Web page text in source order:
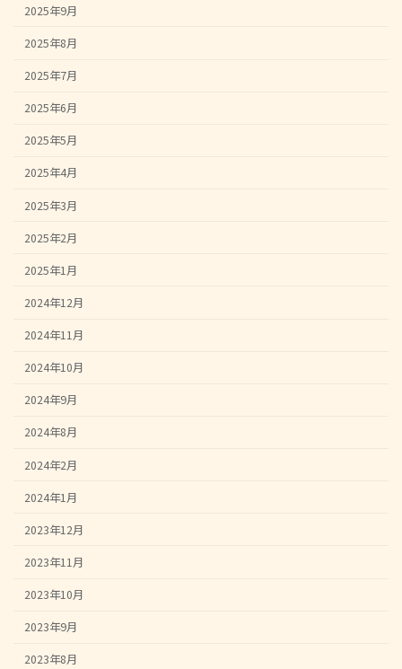
2025年9月
2025年8月
2025年7月
2025年6月
2025年5月
2025年4月
2025年3月
2025年2月
2025年1月
2024年12月
2024年11月
2024年10月
2024年9月
2024年8月
2024年2月
2024年1月
2023年12月
2023年11月
2023年10月
2023年9月
2023年8月